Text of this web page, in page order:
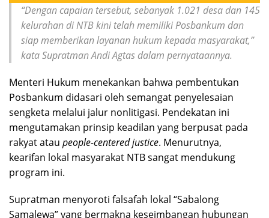
“Dengan capaian tersebut, sebanyak 1.021 desa dan 145
kelurahan di NTB kini telah memiliki Posbankum dan
siap memberikan layanan hukum kepada masyarakat,”
kata Supratman Andi Agtas dalam pernyataannya.
Menteri Hukum menekankan bahwa pembentukan
Posbankum didasari oleh semangat penyelesaian
sengketa melalui jalur nonlitigasi. Pendekatan ini
mengutamakan prinsip keadilan yang berpusat pada
rakyat atau people-centered justice. Menurutnya,
kearifan lokal masyarakat NTB sangat mendukung
program ini.
Supratman menyoroti falsafah lokal “Sabalong
Samalewa” yang bermakna keseimbangan hubungan